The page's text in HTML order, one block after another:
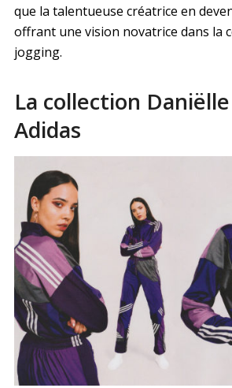
que la talentueuse créatrice en
offrant une vision novatrice dans la
jogging.
La collection
Adidas